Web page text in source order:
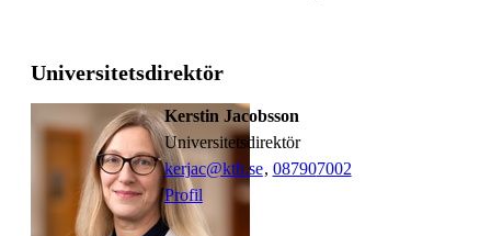
Universitetsdirektör
Kerstin Jacobsson
universitetsdirektör
kerjac@kth.se, 087907002
Profil